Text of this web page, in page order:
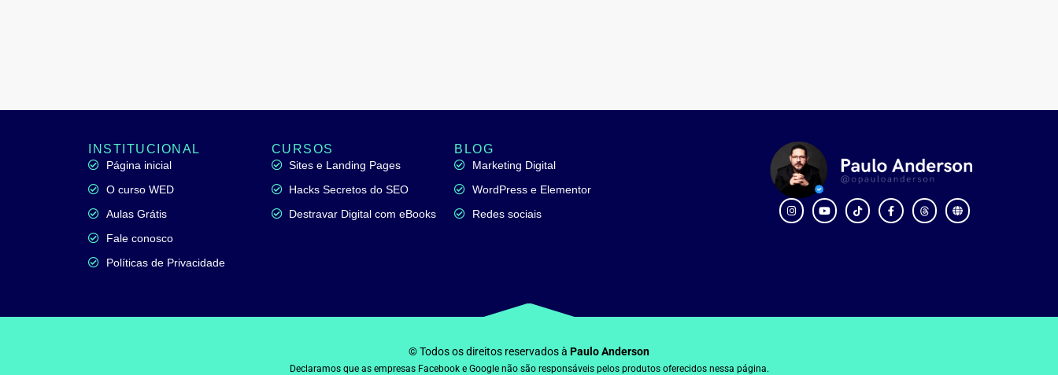
INSTITUCIONAL
Página inicial
O curso WED
Aulas Grátis
Fale conosco
Políticas de Privacidade
CURSOS
Sites e Landing Pages
Hacks Secretos do SEO
Destravar Digital com eBooks
BLOG
Marketing Digital
WordPress e Elementor
Redes sociais
© Todos os direitos reservados à Paulo Anderson
Declaramos que as empresas Facebook e Google não são responsáveis pelos produtos oferecidos nessa página.